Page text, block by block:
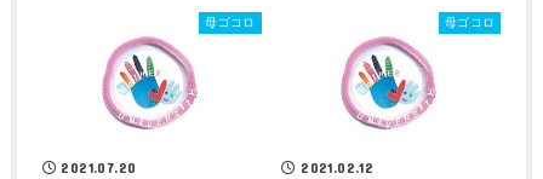
母ゴコロ
2021.07.20
母ゴコロ
2021.02.12